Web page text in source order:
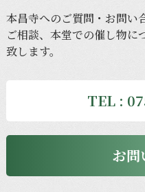
本昌寺へのご質問・ お問い
ご相談、 本堂での催し物に
致します。
TEL :
お問